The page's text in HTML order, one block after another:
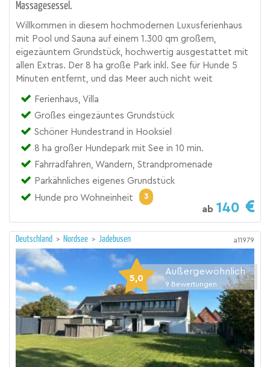
Massagesessel.
Willkommen in diesem hochmodernen Luxusferienhaus
mit Pool und Sauna auf einem 1.300 qm großem,
eigezäuntem Grundstück, hochwertig ausgestattet mit
allen Extras. Der 8 ha große Park inkl. See für Hunde 5
Minuten entfernt, und das Meer auch nicht weit
Ferienhaus, Villa
Großes eingezäuntes Grundstück
Schöner Hundestrand in Hooksiel
8 ha großer Hundepark mit See in 10 min.
Fahrradfahren, Wandern, Strandpromenade
Parkähnliches eigenes Grundstück
Hunde pro Wohneinheit
3
ab 140
Deutschland > Nordsee > Jadebusen a11979
5,0
Außergewöhnlich
9 Bewertungen